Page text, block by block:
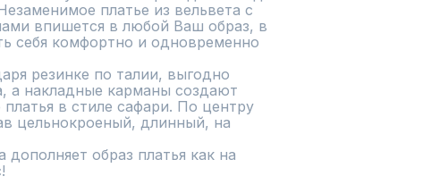
платье из вельвета с
впишется в любой Ваш образ, в
себя комфортно и одновременно
а накладные карманы создают
платья в стиле сафари. По центру
цельнокроеный, длинный, на